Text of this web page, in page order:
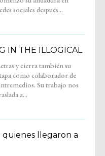
sociales después...
IN THE ILLOGICAL
a...
quienes llegaron a